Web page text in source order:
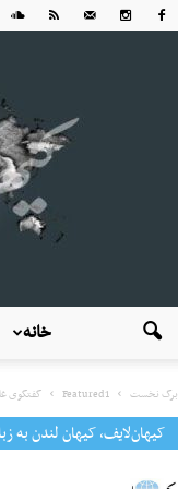
خانه
برگ نخست Featured1 گفتگوی
کیهان‌لایف، کیهان لندن به